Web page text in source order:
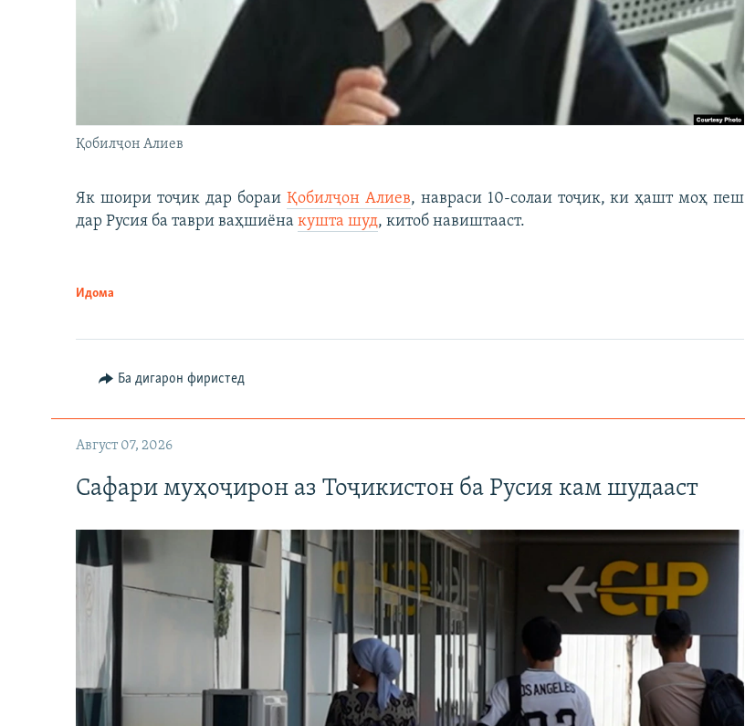
Қобилҷон Алиев
Як шоири тоҷик дар бораи Қобилҷон Алиев, навраси 10-солаи тоҷик, ки ҳашт моҳ пеш
дар Русия ба таври ваҳшиёна кушта шуд, китоб навиштааст.
Идома
Ба дигарон фиристед
Август 07, 2026
Сафари муҳоҷирон аз Тоҷикистон ба Русия кам шудааст